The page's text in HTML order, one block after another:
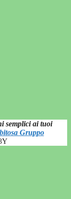
semplici ai tuoi
Gruppo